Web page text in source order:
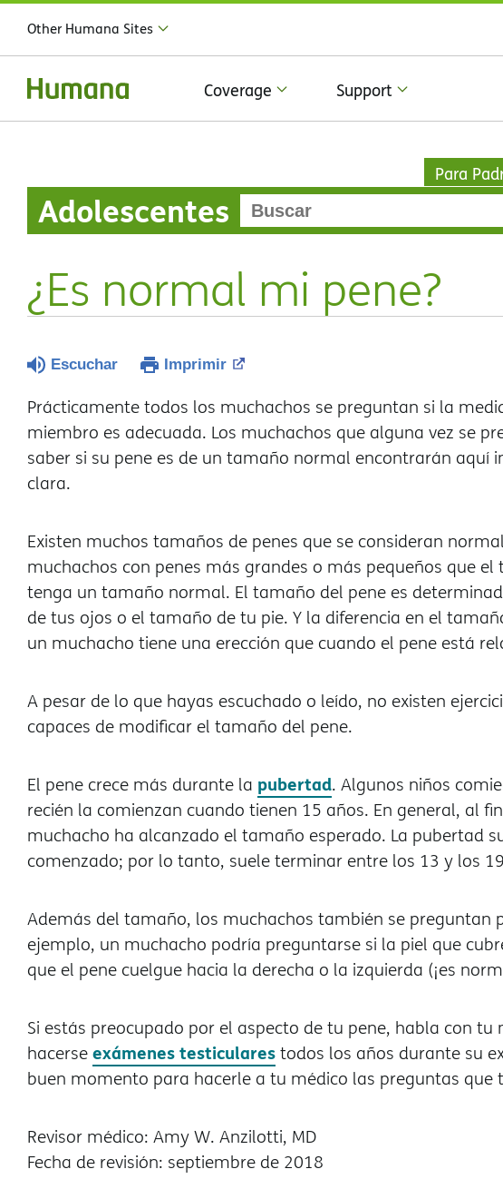
Other Humana Sites
Coverage Support
Para
Adolescentes
¿Es normal mi pene?
Escuchar Imprimir
Prácticamente todos los muchachos se preguntan si la
miembro es adecuada. Los muchachos que alguna vez se
saber si su pene es de un tamaño normal encontrarán aquí
clara.
Existen muchos tamaños de penes que se consideran
muchachos con penes más grandes o más pequeños que
tenga un tamaño normal. El tamaño del pene es
de tus ojos o el tamaño de tu pie. Y la diferencia en el
un muchacho tiene una erección que cuando el pene está
A pesar de lo que hayas escuchado o leído, no existen
capaces de modificar el tamaño del pene.
El pene crece más durante la pubertad. Algunos niños
recién la comienzan cuando tienen 15 años. En general, al
muchacho ha alcanzado el tamaño esperado. La pubertad
comenzado; por lo tanto, suele terminar entre los 13 y los
Además del tamaño, los muchachos también se preguntan
ejemplo, un muchacho podría preguntarse si la piel que
que el pene cuelgue hacia la derecha o la izquierda (¡es
Si estás preocupado por el aspecto de tu pene, habla con tu
hacerseexámenes testicularestodos los años durante su
buen momento para hacerle a tu médico las preguntas que
Revisor médico: Amy W. Anzilotti, MD
Fecha de revisión: septiembre de 2018